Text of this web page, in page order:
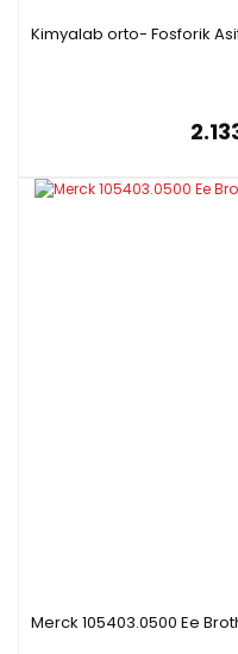
Kimyalab orto- Fosforik
Merck 105403.0500 Ee